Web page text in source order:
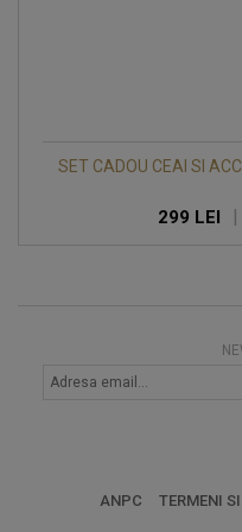
SET CADOU CEAI SI
299 LEI
ANPC TERMENI